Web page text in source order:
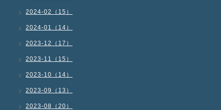
2024-02（15）
2024-01（14）
2023-12（17）
2023-11（15）
2023-10（14）
2023-09（13）
2023-08（20）